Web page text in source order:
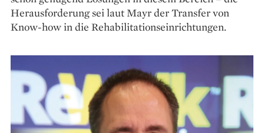
Herausforderung sei laut Mayr der Transfer von
Know-how in die Rehabilitationseinrichtungen.